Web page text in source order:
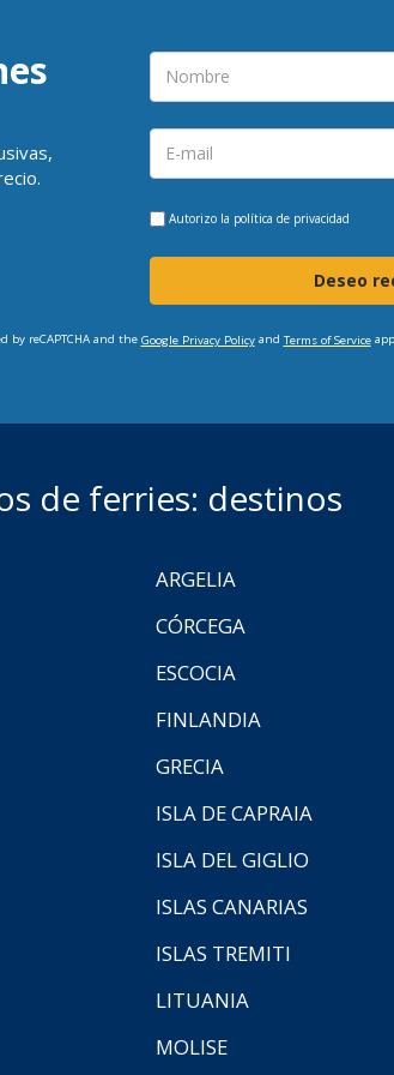
Autorizo la política de privacidad
Deseo
by reCAPTCHA and the Google Privacy Policyand Terms of Service
de ferries: destinos
ARGELIA
CÓRCEGA
ESCOCIA
FINLANDIA
GRECIA
ISLA DE CAPRAIA
ISLA DEL GIGLIO
ISLAS CANARIAS
ISLAS TREMITI
LITUANIA
MOLISE